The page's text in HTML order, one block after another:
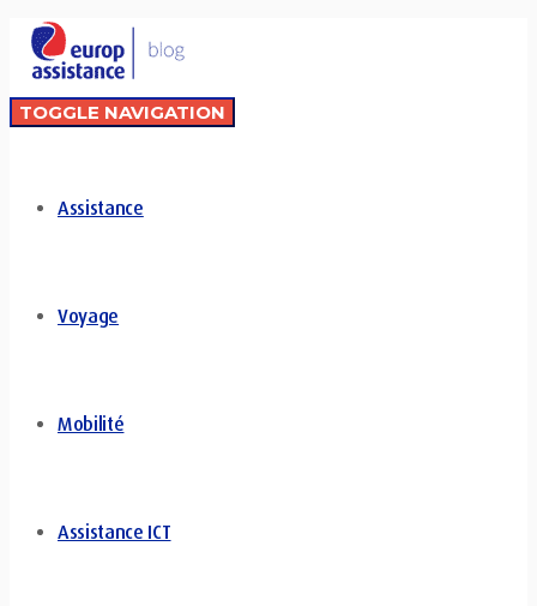
TOGGLE NAVIGATION
Assistance
Voyage
Mobilité
Assistance ICT